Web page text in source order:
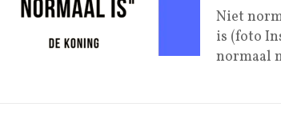
Niet
is (foto
normaal